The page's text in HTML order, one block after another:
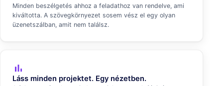
Minden beszélgetés ahhoz a feladathoz van rendelve, ami
kiváltotta. A szövegkörnyezet sosem vész el egy olyan
üzenetszálban, amit nem találsz.
bar_chart
Láss minden projektet. Egy nézetben.